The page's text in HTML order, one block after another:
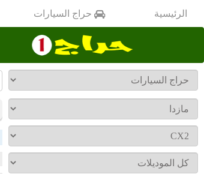
الرئيسية حراج السيارات